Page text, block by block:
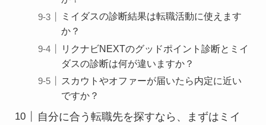
ミイダスの診断結果は転職活動に使えます
か？
リクナビNEXTのグッドポイント診断とミイ
ダスの診断は何が違いますか？
スカウトやオファーが届いたら内定に近い
ですか？
自分に合う転職先を探すなら、まずはミイ